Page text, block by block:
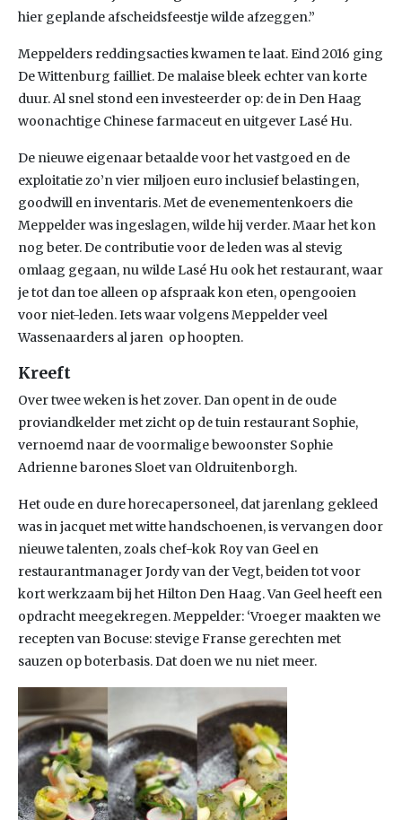
hier geplande afscheidsfeestje wilde afzeggen.”
Meppelders reddingsacties kwamen te laat. Eind 2016 ging
De Wittenburg failliet. De malaise bleek echter van korte
duur. Al snel stond een investeerder op: de in Den Haag
woonachtige Chinese farmaceut en uitgever Lasé Hu.
De nieuwe eigenaar betaalde voor het vastgoed en de
exploitatie zo’n vier miljoen euro inclusief belastingen,
goodwill en inventaris. Met de evenementenkoers die
Meppelder was ingeslagen, wilde hij verder. Maar het kon
nog beter. De contributie voor de leden was al stevig
omlaag gegaan, nu wilde Lasé Hu ook het restaurant, waar
je tot dan toe alleen op afspraak kon eten, opengooien
voor niet-leden. Iets waar volgens Meppelder veel
Wassenaarders al jaren op hoopten.
Kreeft
Over twee weken is het zover. Dan opent in de oude
proviandkelder met zicht op de tuin restaurant Sophie,
vernoemd naar de voormalige bewoonster Sophie
Adrienne barones Sloet van Oldruitenborgh.
Het oude en dure horecapersoneel, dat jarenlang gekleed
was in jacquet met witte handschoenen, is vervangen door
nieuwe talenten, zoals chef-kok Roy van Geel en
restaurantmanager Jordy van der Vegt, beiden tot voor
kort werkzaam bij het Hilton Den Haag. Van Geel heeft een
opdracht meegekregen. Meppelder: ‘Vroeger maakten we
recepten van Bocuse: stevige Franse gerechten met
sauzen op boterbasis. Dat doen we nu niet meer.